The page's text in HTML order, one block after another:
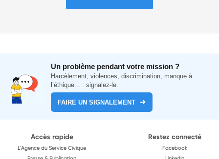
Un problème pendant votre mission ?
Harcèlement, violences, discrimination, manque à
l’éthique... : signalez-le.
FAIRE UN SIGNALEMENT
Accès rapide
L'Agence du Service Civique
Restez connecté
Facebook